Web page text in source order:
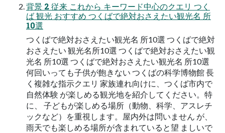
背景 2 従来 これから キーワード中心のクエリ つく
ば 観光 おすすめ つくばで絶対おさえたい観光名 所
10選
つくばで絶対おさえたい観光名 所10選 つくばで絶対
おさえたい 観光名所10選 つくばで絶対おさえたい観
光名 所10選 つくばで絶対おさえたい観光名 所10選
何回いっても子供が飽きない つくばの科学博物館 長
く複雑な指示クエリ 家族連れ向けに、つくば市内で
自然体験 が楽しめる観光地を紹介してください。特
に、 子どもが楽しめる場所（動物、科学、アスレチ
ックなど）を重視します。屋内外は問いません が、
雨天でも楽しめる場所が含まれていると望 ましいで